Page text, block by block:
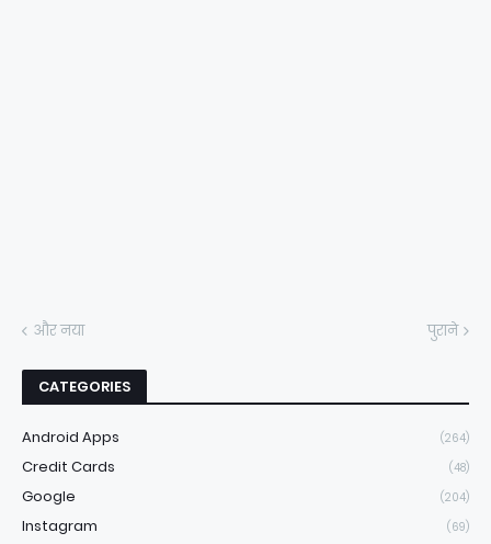
और नया पुराने
CATEGORIES
Android Apps (264)
Credit Cards (48)
Google (204)
Instagram (69)